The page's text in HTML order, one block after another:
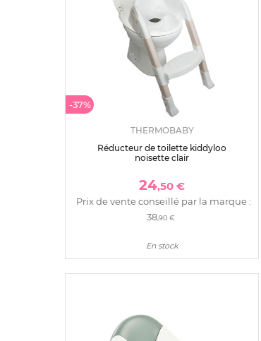
-37%
THERMOBABY
Réducteur de toilette kiddyloo
noisette clair
24,50 €
Prix de vente conseillé par la marque :
38,90 €
En stock